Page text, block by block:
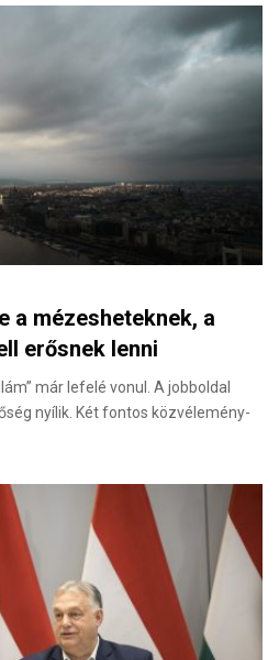
a mézesheteknek, a
erősnek lenni
már lefelé vonul. A jobboldal
nyílik. Két fontos közvélemény-